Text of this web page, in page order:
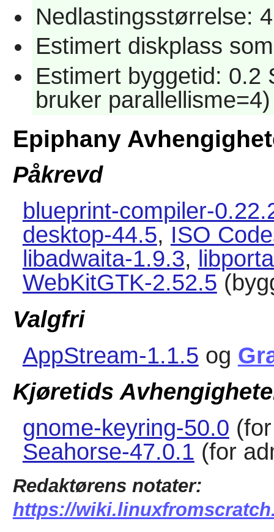
Nedlastingsstørrelse:
Estimert diskplass
Estimert byggetid: 0.2
bruker parallellisme=4)
Epiphany
Påkrevd
blueprint-compiler-
desktop-44.5, ISO
libadwaita-1.9.3,
WebKitGTK-2.52.5
Valgfri
AppStream-1.1.5 og
Kjøretids
gnome-keyring-50.0
Seahorse-47.0.1 (for
Redaktørens notater:
https://